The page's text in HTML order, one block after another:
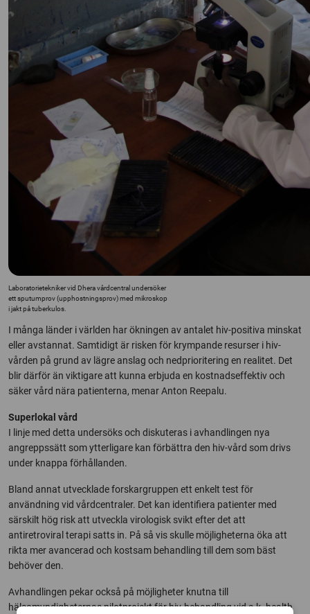
Laboratorietekniker vid Dhera vårdcentral undersöker
ett sputumprov (upphostningsprov) med mikroskop
i jakt på tuberkulos.
I många länder i världen har ökningen av antalet hiv-positiva minskat
eller avstannat. Samtidigt är risken för krympande resurser i hiv-
vården på grund av lägre anslag och nedprioritering en realitet. Det
blir därför än viktigare att kunna erbjuda en kostnadseffektiv och
säker vård nära patienterna, menar Anton Reepalu.
Superlokal vård
I linje med detta undersöks och diskuteras i avhandlingen nya
angreppssätt som ytterligare kan förbättra den hiv-vård som drivs
under knappa förhållanden.
Bland annat utvecklade forskargruppen ett enkelt test för
användning vid vårdcentraler. Det kan identifiera patienter med
särskilt hög risk att utveckla virologisk svikt efter det att
antiretroviral terapi satts in. På så vis skulle möjligheterna öka att
rikta mer avancerad och kostsam behandling till dem som bäst
behöver den.
Avhandlingen pekar också på möjligheter knutna till
hälsomyndigheternas pilotprojekt för hiv-behandling vid s.k. health